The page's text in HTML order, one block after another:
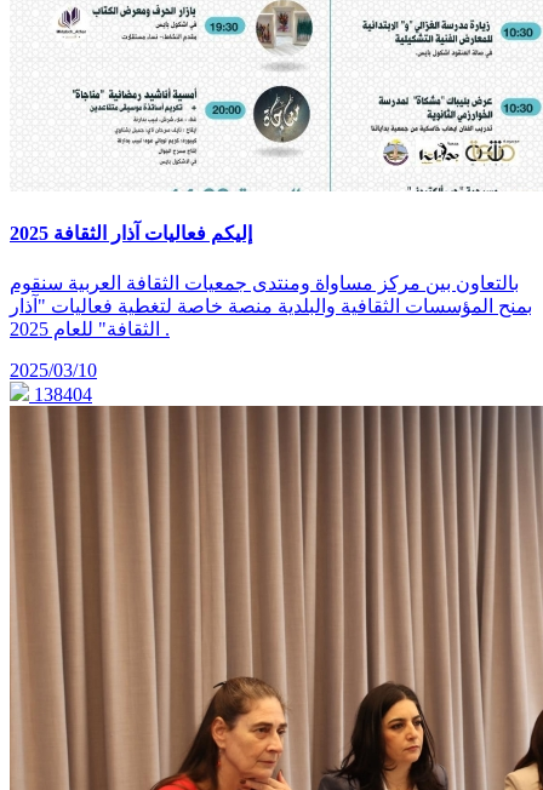
إليكم فعاليات آذار الثقافة 2025
بالتعاون بين مركز مساواة ومنتدى جمعيات الثقافة العربية سنقوم
بمنح المؤسسات الثقافية والبلدية منصة خاصة لتغطية فعاليات "آذار
الثقافة" للعام 2025 .
2025/03/10
138404